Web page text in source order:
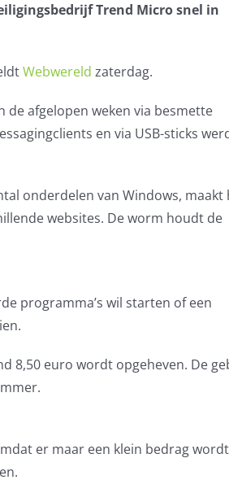
Trend Micro snel in
Webwereld zaterdag.
de afgelopen weken via besmette
en via USB-sticks
onderdelen van Windows, maakt
websites. De worm houdt de
programma’s wil starten of een
8,50 euro wordt opgeheven. De
er maar een klein bedrag wordt